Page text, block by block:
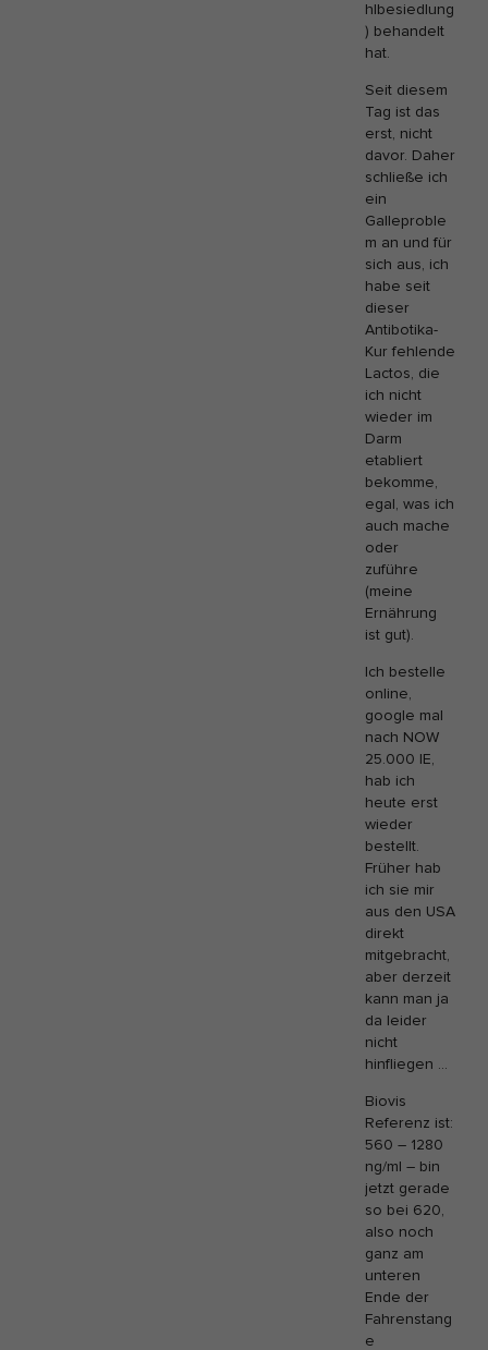
hlbesiedlung
) behandelt
hat.
Seit diesem
Tag ist das
erst, nicht
davor. Daher
schließe ich
ein
Galleproble
m an und für
sich aus, ich
habe seit
dieser
Antibotika-
Kur fehlende
Lactos, die
ich nicht
wieder im
Darm
etabliert
bekomme,
egal, was ich
auch mache
oder
zuführe
(meine
Ernährung
ist gut).
Ich bestelle
online,
google mal
nach NOW
25.000 IE,
hab ich
heute erst
wieder
bestellt.
Früher hab
ich sie mir
aus den USA
direkt
mitgebracht,
aber derzeit
kann man ja
da leider
nicht
hinfliegen …
Biovis
Referenz ist:
560 – 1280
ng/ml – bin
jetzt gerade
so bei 620,
also noch
ganz am
unteren
Ende der
Fahrenstang
e